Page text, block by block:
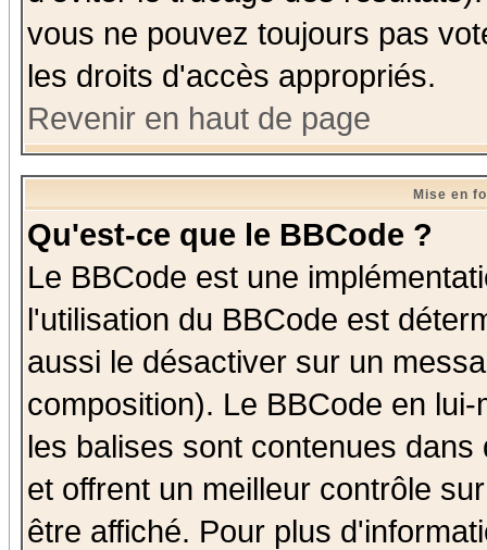
vous ne pouvez toujours pas
les droits d'accès appropriés.
Revenir en haut de page
Mise en
Qu'est-ce que le BBCode ?
Le BBCode est une
l'utilisation du BBCode est
aussi le désactiver sur un
composition). Le BBCode en
les balises sont contenues
et offrent un meilleur contrôle
être affiché. Pour plus